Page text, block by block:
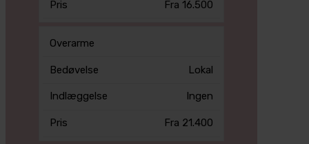
Fra 16.500
Overarme
Lokal
Ingen
Fra 21.400